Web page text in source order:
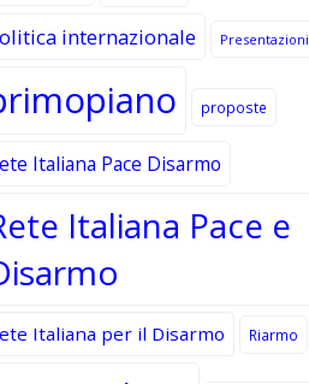
internazionale
Presentazioni
proposte
Italiana Pace Disarmo
Italiana Pace e
Italiana per il Disarmo Riarmo